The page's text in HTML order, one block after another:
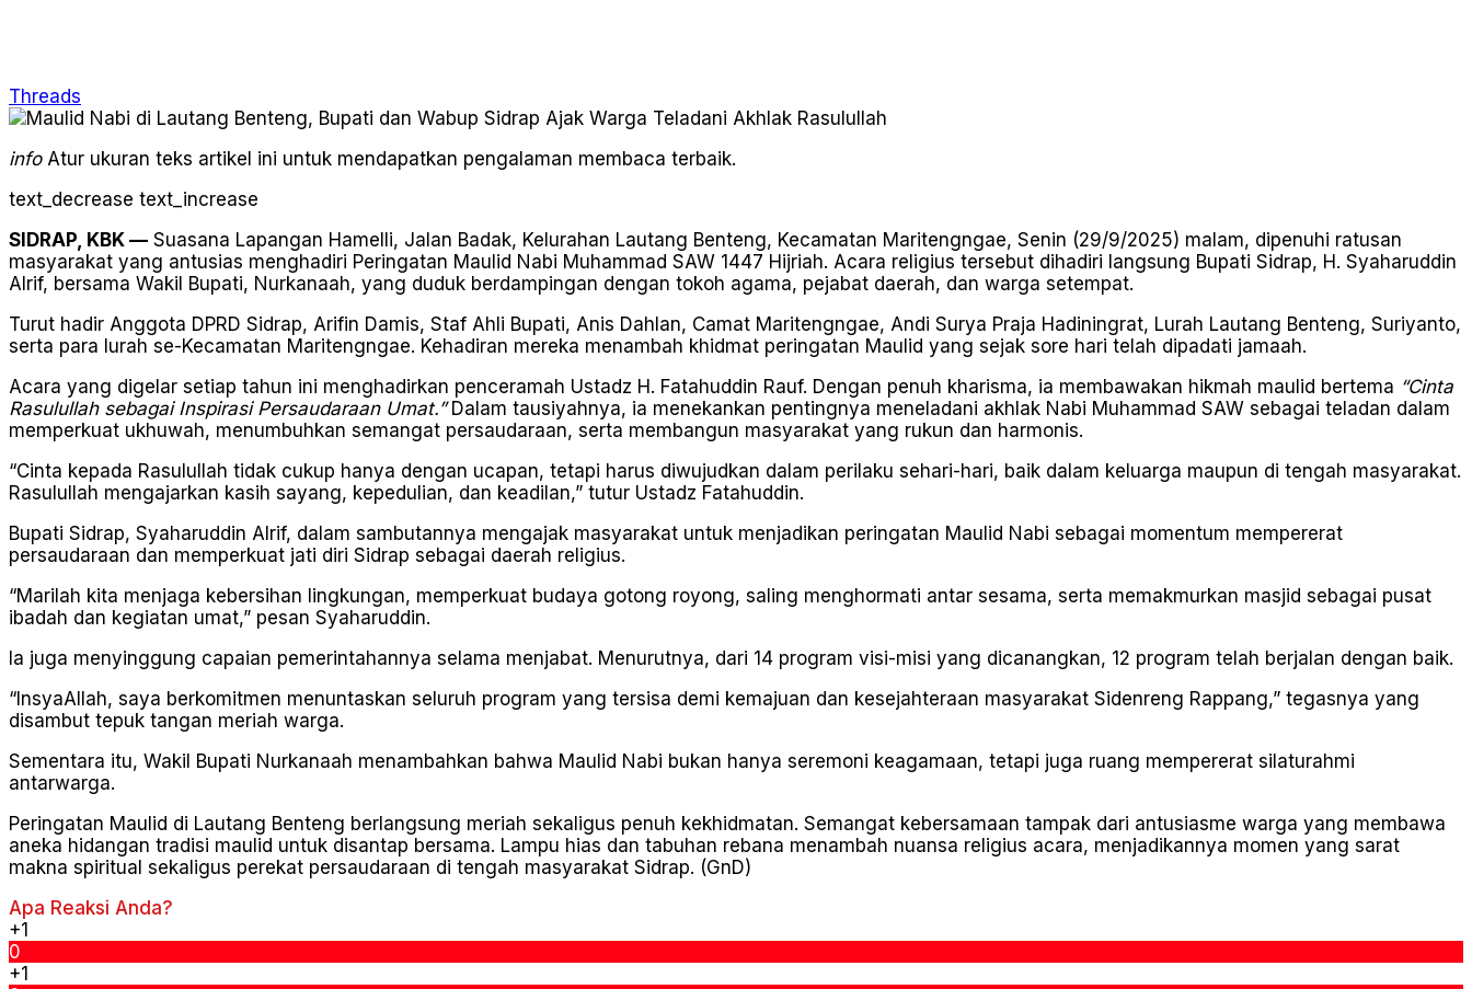
Threads
infoAtur ukuran teks artikel ini untuk mendapatkan pengalaman membaca terbaik.
text_decrease text_increase
SIDRAP, KBK — Suasana Lapangan Hamelli, Jalan Badak, Kelurahan Lautang Benteng, Kecamatan Maritengngae, Senin (29/9/2025) malam, dipenuhi ratusan
masyarakat yang antusias menghadiri Peringatan Maulid Nabi Muhammad SAW 1447 Hijriah. Acara religius tersebut dihadiri langsung Bupati Sidrap, H. Syaharuddin
Alrif, bersama Wakil Bupati, Nurkanaah, yang duduk berdampingan dengan tokoh agama, pejabat daerah, dan warga setempat.
Turut hadir Anggota DPRD Sidrap, Arifin Damis, Staf Ahli Bupati, Anis Dahlan, Camat Maritengngae, Andi Surya Praja Hadiningrat, Lurah Lautang Benteng, Suriyanto,
serta para lurah se-Kecamatan Maritengngae. Kehadiran mereka menambah khidmat peringatan Maulid yang sejak sore hari telah dipadati jamaah.
Acara yang digelar setiap tahun ini menghadirkan penceramah Ustadz H. Fatahuddin Rauf. Dengan penuh kharisma, ia membawakan hikmah maulid bertema “Cinta
Rasulullah sebagai Inspirasi Persaudaraan Umat.”Dalam tausiyahnya, ia menekankan pentingnya meneladani akhlak Nabi Muhammad SAW sebagai teladan dalam
memperkuat ukhuwah, menumbuhkan semangat persaudaraan, serta membangun masyarakat yang rukun dan harmonis.
“Cinta kepada Rasulullah tidak cukup hanya dengan ucapan, tetapi harus diwujudkan dalam perilaku sehari-hari, baik dalam keluarga maupun di tengah masyarakat.
Rasulullah mengajarkan kasih sayang, kepedulian, dan keadilan,” tutur Ustadz Fatahuddin.
Bupati Sidrap, Syaharuddin Alrif, dalam sambutannya mengajak masyarakat untuk menjadikan peringatan Maulid Nabi sebagai momentum mempererat
persaudaraan dan memperkuat jati diri Sidrap sebagai daerah religius.
“Marilah kita menjaga kebersihan lingkungan, memperkuat budaya gotong royong, saling menghormati antar sesama, serta memakmurkan masjid sebagai pusat
ibadah dan kegiatan umat,” pesan Syaharuddin.
Ia juga menyinggung capaian pemerintahannya selama menjabat. Menurutnya, dari 14 program visi-misi yang dicanangkan, 12 program telah berjalan dengan baik.
“InsyaAllah, saya berkomitmen menuntaskan seluruh program yang tersisa demi kemajuan dan kesejahteraan masyarakat Sidenreng Rappang,” tegasnya yang
disambut tepuk tangan meriah warga.
Sementara itu, Wakil Bupati Nurkanaah menambahkan bahwa Maulid Nabi bukan hanya seremoni keagamaan, tetapi juga ruang mempererat silaturahmi
antarwarga.
Peringatan Maulid di Lautang Benteng berlangsung meriah sekaligus penuh kekhidmatan. Semangat kebersamaan tampak dari antusiasme warga yang membawa
aneka hidangan tradisi maulid untuk disantap bersama. Lampu hias dan tabuhan rebana menambah nuansa religius acara, menjadikannya momen yang sarat
makna spiritual sekaligus perekat persaudaraan di tengah masyarakat Sidrap. (GnD)
Apa Reaksi Anda?
+1
0
+1